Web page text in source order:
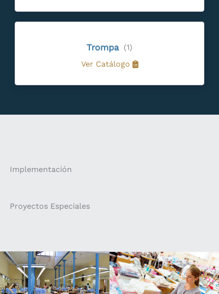
Trompa (1)
Ver Catálogo
Implementación
Proyectos Especiales